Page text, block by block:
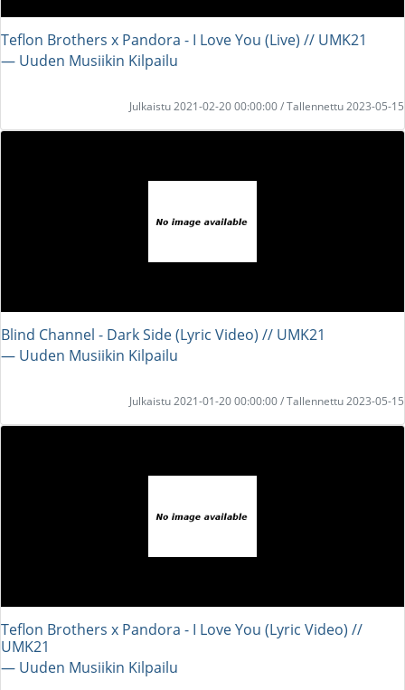
Teflon Brothers x Pandora - I Love You (Live) // UMK21
― Uuden Musiikin Kilpailu
Julkaistu 2021-02-20 00:00:00 / Tallennettu 2023-05-15
Blind Channel - Dark Side (Lyric Video) // UMK21
― Uuden Musiikin Kilpailu
Julkaistu 2021-01-20 00:00:00 / Tallennettu 2023-05-15
Teflon Brothers x Pandora - I Love You (Lyric Video) //
UMK21
― Uuden Musiikin Kilpailu